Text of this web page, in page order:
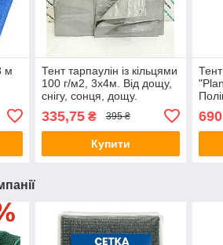
м
Тент тарпаулін із кільцями
100 г/м2, 3х4м. Від дощу,
снігу, сонця, дощу.
335,75₴ 395 ₴
Купити